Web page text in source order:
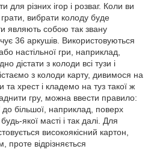
для різних ігор і розваг. Коли ви
вибрати колоду буде
являють собою так звану
36 аркушів. Використовуються
настільної гри, наприклад,
дістати з колоди всі тузи і
з колоди карту, дивимося на
та хрест і кладемо на туз такої ж
гру, можна ввести правило:
більшої, наприклад, поверх
якої масті і так далі. Для
високоякісний картон,
проте відрізняється